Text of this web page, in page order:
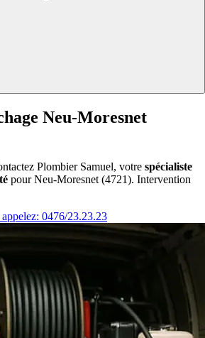
Neu-Moresnet
Plombier Samuel, votre spécialiste
pour Neu-Moresnet (4721). Intervention
0476/23.23.23